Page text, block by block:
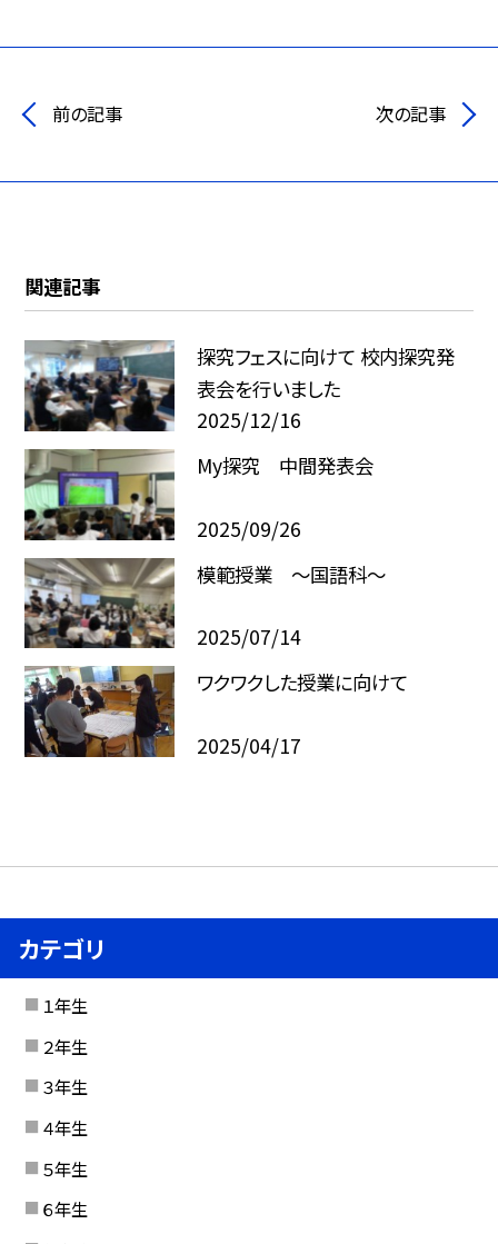
前の記事 次の記事
関連記事
探究フェスに向けて 校内探究発
表会を行いました
2025/12/16
My探究 中間発表会
2025/09/26
模範授業 ～国語科～
2025/07/14
ワクワクした授業に向けて
2025/04/17
カテゴリ
１年生
２年生
３年生
４年生
５年生
６年生